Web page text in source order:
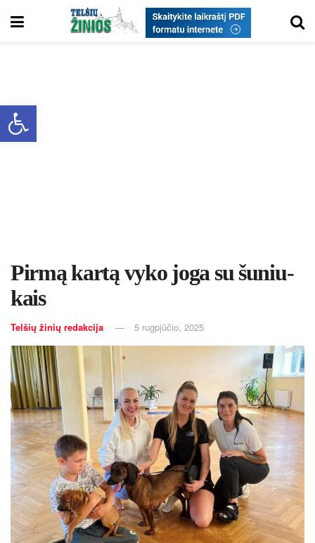
Open toolbar
Pir­mą kar­tą vy­ko jo­ga su šu­niu­
kais
Telšių žinių redakcija 5 rugpjūčio, 2025